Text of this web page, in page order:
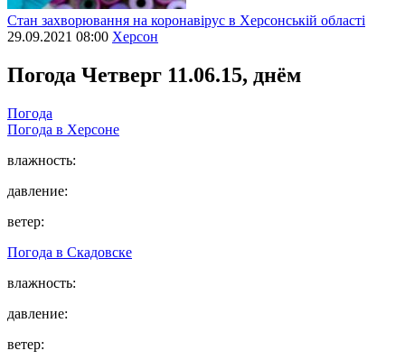
Стан захворювання на коронавірус в Херсонській області
29.09.2021 08:00 Херсон
Погода Четверг 11.06.15, днём
Погода
Погода в Херсоне
влажность:
давление:
ветер:
Погода в Скадовске
влажность:
давление:
ветер: